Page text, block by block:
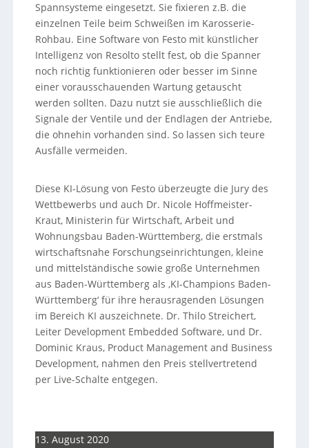
Spannsysteme eingesetzt. Sie fixieren z.B. die
einzelnen Teile beim Schweißen im Karosserie-
Rohbau. Eine Software von Festo mit künstlicher
Intelligenz von Resolto stellt fest, ob die Spanner
noch richtig funktionieren oder besser im Sinne
einer vorausschauenden Wartung getauscht
werden sollten. Dazu nutzt sie ausschließlich die
Signale der Ventile und der Endlagen der Antriebe,
die ohnehin vorhanden sind. So lassen sich teure
Ausfälle vermeiden.
Diese KI-Lösung von Festo überzeugte die Jury des
Wettbewerbs und auch Dr. Nicole Hoffmeister-
Kraut, Ministerin für Wirtschaft, Arbeit und
Wohnungsbau Baden-Württemberg, die erstmals
wirtschaftsnahe Forschungseinrichtungen, kleine
und mittelständische sowie große Unternehmen
aus Baden-Württemberg als ‚KI-Champions Baden-
Württemberg‘ für ihre herausragenden Lösungen
im Bereich KI auszeichnete. Dr. Thilo Streichert,
Leiter Development Embedded Software, und Dr.
Dominic Kraus, Product Management and Business
Development, nahmen den Preis stellvertretend
per Live-Schalte entgegen.
13. August 2020